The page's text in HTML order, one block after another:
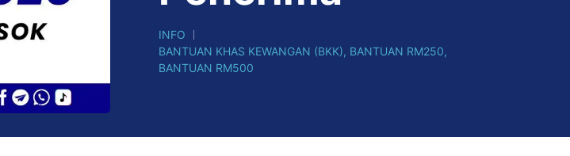
INFO
BANTUAN KHAS KEWANGAN (BKK), BANTUAN RM250,
BANTUAN RM500